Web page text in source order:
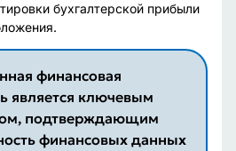
бухгалтерской прибыли
финансовая
является ключевым
подтверждающим
финансовых данных